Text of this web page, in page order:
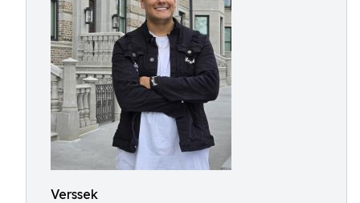
Verssek